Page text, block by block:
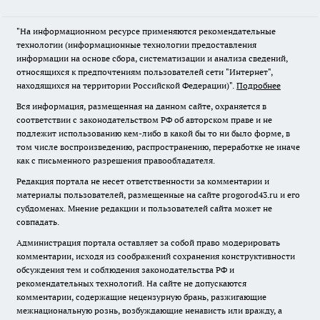
"На информационном ресурсе применяются рекомендательные
технологии (информационные технологии предоставления
информации на основе сбора, систематизации и анализа сведений,
относящихся к предпочтениям пользователей сети "Интернет",
находящихся на территории Российской Федерации)". Подробнее
Вся информация, размещенная на данном сайте, охраняется в
соответствии с законодательством РФ об авторском праве и не
подлежит использованию кем-либо в какой бы то ни было форме, в
том числе воспроизведению, распространению, переработке не иначе
как с письменного разрешения правообладателя.
Редакция портала не несет ответственности за комментарии и
материалы пользователей, размещенные на сайте progorod43.ru и его
субдоменах. Мнение редакции и пользователей сайта может не
совпадать.
Администрация портала оставляет за собой право модерировать
комментарии, исходя из соображений сохранения конструктивности
обсуждения тем и соблюдения законодательства РФ и
рекомендательных технологий. На сайте не допускаются
комментарии, содержащие нецензурную брань, разжигающие
межнациональную рознь, возбуждающие ненависть или вражду, а